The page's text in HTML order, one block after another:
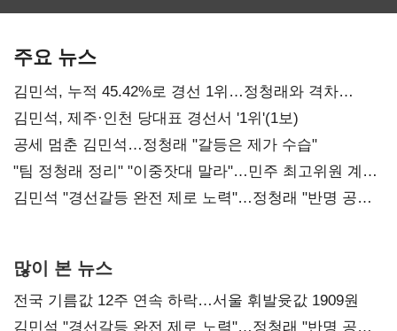
주요 뉴스
김민석, 누적 45.42%로 경선 1위…정청래와 격차
0.86%p(2보)
김민석, 제주·인천 당대표 경선서 '1위'(1보)
공세 멈춘 김민석…정청래 "갈등은 제가 수습"
"팀 정청래 정리" "이중잣대 말라"…민주 최고위원 계파
다툼 격화
김민석 "경선갈등 완전 제로 노력"…정청래 "반명 공세
많이 본 뉴스
전국 기름값 12주 연속 하락…서울 휘발윳값 1909원
김민석 "경선갈등 완전 제로 노력"…정청래 "반명 공세